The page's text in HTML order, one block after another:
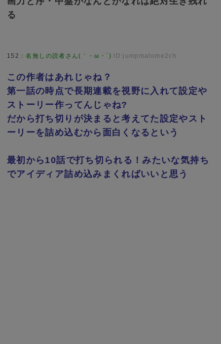
る
152 ：名無しの読者さん(｀・ω・´) ID:jumpmatome2ch
この作者はあれじゃね？
第一話の時点で長期連載を視野に入れて設定や
ストーリー作ってんじゃね?
だから打ち切りが決まると考えてた設定やスト
ーリーを詰め込むから面白くなるという
最初から10話で打ち切られる！みたいな気持ち
でアイディア詰め込みまくればいいと思う